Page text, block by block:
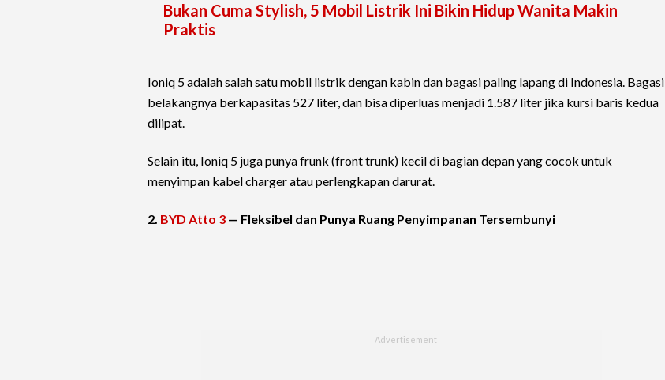
Bukan Cuma Stylish, 5 Mobil Listrik Ini Bikin Hidup Wanita Makin
Praktis
Ioniq 5 adalah salah satu mobil listrik dengan kabin dan bagasi paling lapang di Indonesia. Bagasi
belakangnya berkapasitas 527 liter, dan bisa diperluas menjadi 1.587 liter jika kursi baris kedua
dilipat.
Selain itu, Ioniq 5 juga punya frunk (front trunk) kecil di bagian depan yang cocok untuk
menyimpan kabel charger atau perlengkapan darurat.
2. BYD Atto 3 — Fleksibel dan Punya Ruang Penyimpanan Tersembunyi